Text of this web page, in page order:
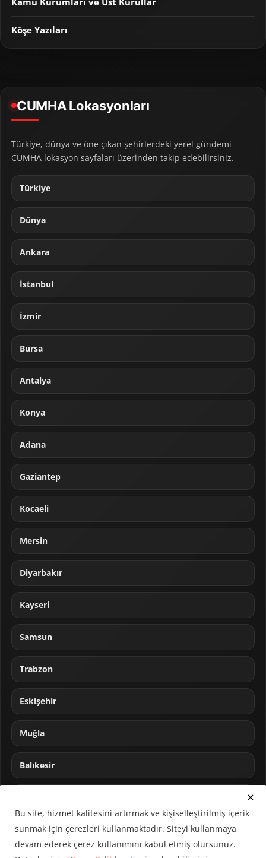
Köşe Yazıları
CUMHA Lokasyonları
Türkiye, dünya ve öne çıkan şehirlerdeki yerel gündemi
CUMHA lokasyon sayfaları üzerinden takip edebilirsiniz.
Türkiye
Dünya
Ankara
İstanbul
İzmir
Bursa
Antalya
Konya
Adana
Gaziantep
Kocaeli
Mersin
Diyarbakır
Kayseri
Samsun
Trabzon
Eskişehir
Muğla
Balıkesir
Bu site, hizmet kalitesini artırmak ve kişiselleştirilmiş içerik
sunmak için çerezleri kullanmaktadır. Siteyi kullanmaya
devam ederek çerez kullanımını kabul etmiş olursunuz.